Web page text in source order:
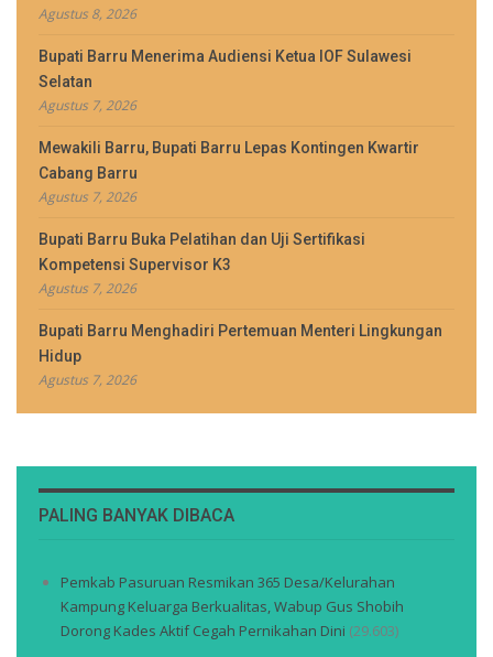
Agustus 8, 2026
Bupati Barru Menerima Audiensi Ketua IOF Sulawesi
Selatan
Agustus 7, 2026
Mewakili Barru, Bupati Barru Lepas Kontingen Kwartir
Cabang Barru
Agustus 7, 2026
Bupati Barru Buka Pelatihan dan Uji Sertifikasi
Kompetensi Supervisor K3
Agustus 7, 2026
Bupati Barru Menghadiri Pertemuan Menteri Lingkungan
Hidup
Agustus 7, 2026
PALING BANYAK DIBACA
Pemkab Pasuruan Resmikan 365 Desa/Kelurahan
Kampung Keluarga Berkualitas, Wabup Gus Shobih
Dorong Kades Aktif Cegah Pernikahan Dini (29.603)